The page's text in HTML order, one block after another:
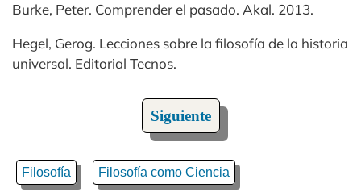
Burke, Peter. Comprender el pasado. Akal. 2013.
Hegel, Gerog. Lecciones sobre la filosofía de la historia
universal. Editorial Tecnos.
Siguiente
Filosofía Filosofía como Ciencia